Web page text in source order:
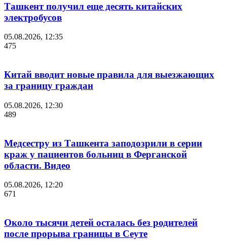
Ташкент получил еще десять китайских
электробусов
05.08.2026, 12:35
475
Китай вводит новые правила для выезжающих
за границу граждан
05.08.2026, 12:30
489
Медсестру из Ташкента заподозрили в серии
краж у пациентов больниц в Ферганской
области. Видео
05.08.2026, 12:20
671
Около тысячи детей осталась без родителей
после прорыва границы в Сеуте